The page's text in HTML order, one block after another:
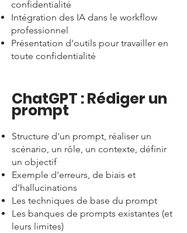
confidentialité
Intégration des IA dans le workflow
professionnel
Présentation d'outils pour travailler en
toute confidentialité
ChatGPT : Rédiger un
prompt
Structure d'un prompt, réaliser un
scénario, un rôle, un contexte, définir
un objectif
Exemple d'erreurs, de biais et
d'hallucinations
Les techniques de base du prompt
Les banques de prompts existantes (et
leurs limites)